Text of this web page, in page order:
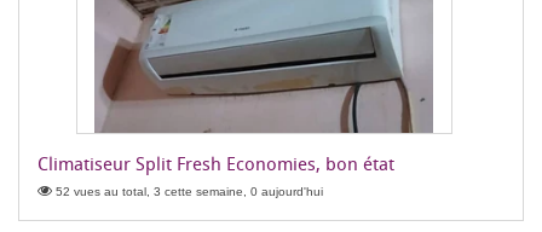
Climatiseur Split Fresh Economies, bon état
52 vues au total, 3 cette semaine, 0 aujourd'hui